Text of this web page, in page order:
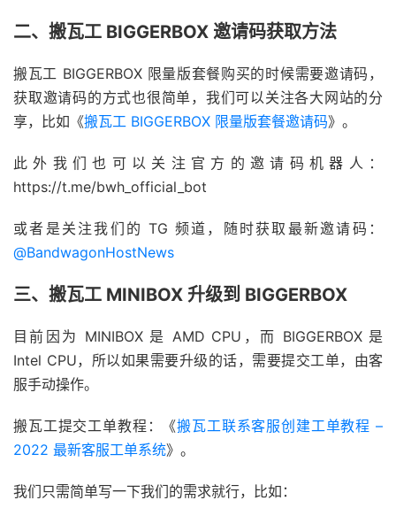
二、搬瓦工 BIGGERBOX 邀请码获取方法
搬瓦工 BIGGERBOX 限量版套餐购买的时候需要邀请码，
获取邀请码的方式也很简单，我们可以关注各大网站的分
享，比如《搬瓦工 BIGGERBOX 限量版套餐邀请码》。
此外我们也可以关注官方的邀请码机器人：
https://t.me/bwh_official_bot
或者是关注我们的 TG 频道，随时获取最新邀请码：
@BandwagonHostNews
三、搬瓦工 MINIBOX 升级到 BIGGERBOX
目前因为 MINIBOX 是 AMD CPU，而 BIGGERBOX 是
Intel CPU，所以如果需要升级的话，需要提交工单，由客
服手动操作。
搬瓦工提交工单教程：《搬瓦工联系客服创建工单教程 –
2022 最新客服工单系统》。
我们只需简单写一下我们的需求就行，比如：